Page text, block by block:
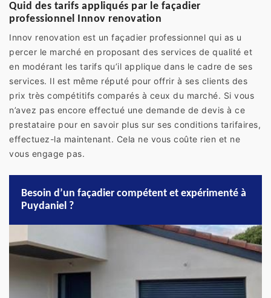
Quid des tarifs appliqués par le façadier
professionnel Innov renovation
Innov renovation est un façadier professionnel qui as u
percer le marché en proposant des services de qualité et
en modérant les tarifs qu’il applique dans le cadre de ses
services. Il est même réputé pour offrir à ses clients des
prix très compétitifs comparés à ceux du marché. Si vous
n’avez pas encore effectué une demande de devis à ce
prestataire pour en savoir plus sur ses conditions tarifaires,
effectuez-la maintenant. Cela ne vous coûte rien et ne
vous engage pas.
Besoin d’un façadier compétent et expérimenté à
Puydaniel ?